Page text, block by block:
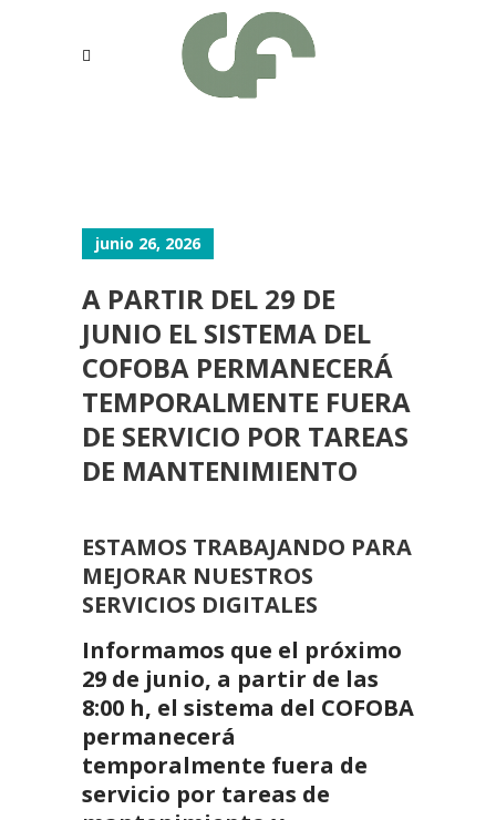
junio 26, 2026
A PARTIR DEL 29 DE
JUNIO EL SISTEMA DEL
COFOBA PERMANECERÁ
TEMPORALMENTE FUERA
DE SERVICIO POR TAREAS
DE MANTENIMIENTO
ESTAMOS TRABAJANDO PARA
MEJORAR NUESTROS
SERVICIOS DIGITALES
Informamos que el próximo
29 de junio, a partir de las
8:00 h, el sistema del COFOBA
permanecerá
temporalmente fuera de
servicio por tareas de